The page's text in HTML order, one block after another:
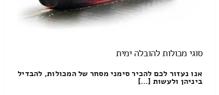
סוגי מכולות להובלה ימית
אנו נעזור לכם להכיר סימני מסחר של המכולות, להבדיל
ביניהן ולעשות […]